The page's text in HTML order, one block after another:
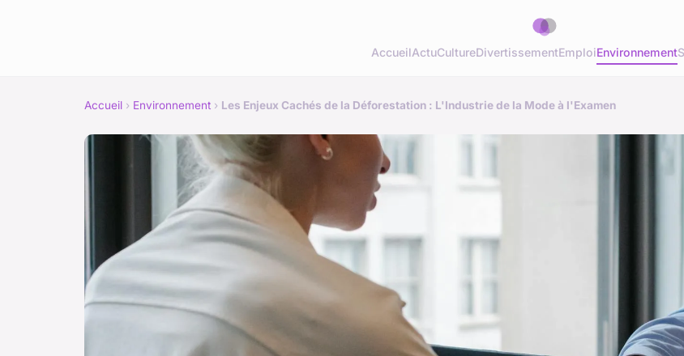
AccueilActuCultureDivertissementEmploiEnvironnement
Accueil › Environnement › Les Enjeux Cachés de la Déforestation : L'Industrie de la Mode à l'Examen